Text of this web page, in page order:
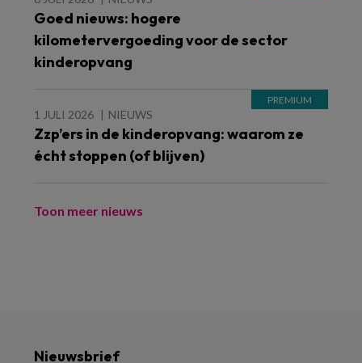
Goed nieuws: hogere
kilometervergoeding voor de sector
kinderopvang
1 JULI 2026 NIEUWS
Zzp’ers in de kinderopvang: waarom ze
écht stoppen (of blijven)
Toon meer nieuws
Nieuwsbrief